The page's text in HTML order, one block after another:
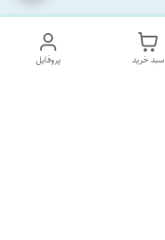
پروفایل سبد خرید